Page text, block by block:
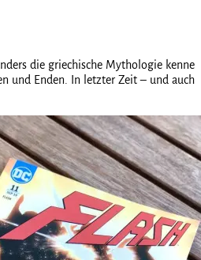
die griechische Mythologie kenne
und Enden. In letzter Zeit – und auch